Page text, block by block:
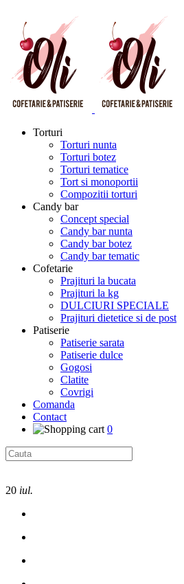
Torturi
Torturi nunta
Torturi botez
Torturi tematice
Tort si monoportii
Compozitii torturi
Candy bar
Concept special
Candy bar nunta
Candy bar botez
Candy bar tematic
Cofetarie
Prajituri la bucata
Prajituri la kg
DULCIURI SPECIALE
Prajituri dietetice si de post
Patiserie
Patiserie sarata
Patiserie dulce
Gogosi
Clatite
Covrigi
Comanda
Contact
0
20 iul.